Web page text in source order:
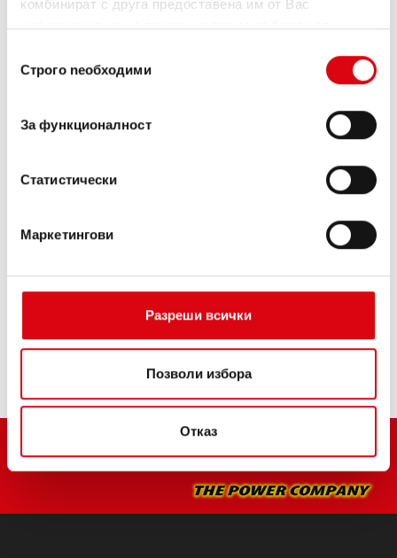
комбинират с друга предоставена им от Вас
информация или с такава, която са събрали от
наСтрого nеобходими
За функционалност
Статистически
Маркетингови
Разреши всички
Позволи избора
Отказ
Buffalo Bull EFB
С повишена мощност точно според
Качество на оригинал за дооборудване.
Купете този акумулатор:
ТЪРГОВЦИ И СЕРВИЗИ ЗА МОНТАЖ >